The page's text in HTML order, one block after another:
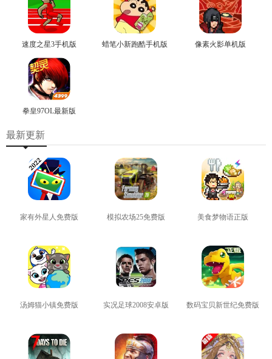
速度之星3手机版 蜡笔小新跑酷手机版 像素火影单机版
拳皇97OL最新版
最新更新
家有外星人免费版 模拟农场25免费版 美食梦物语正版
汤姆猫小镇免费版 实况足球2008安卓版 数码宝贝新世纪免费版